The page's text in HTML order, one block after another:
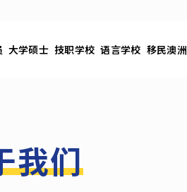
大学硕士 技职学校 语言学校 移民澳洲
我们